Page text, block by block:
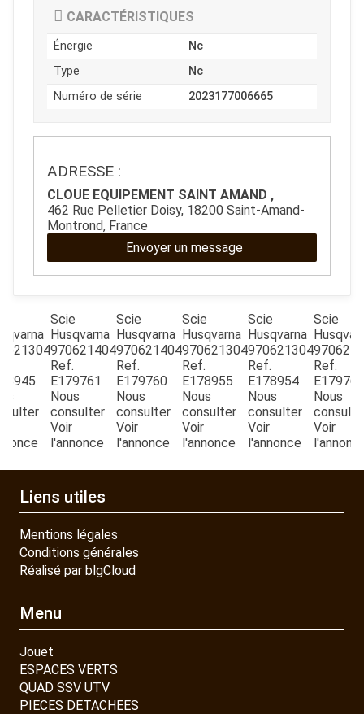
JOUET
ESPACES VERTS
PIECES DETACHEES
CONTACT
CARACTÉRISTIQUES
Énergie
Nc
Type
Nc
Numéro de série
2023177006665
Envoyer un message
ADRESSE :
CLOUE EQUIPEMENT SAINT AMAND ,
462 Rue Pelletier Doisy, 18200 Saint-Amand-
Montrond, France
Scie
Husqvarna
970621404
Ref.
E179761
Nous
consulter
Voir
l'annonce
Scie
Husqvarna
970621404
Ref.
E179760
Nous
consulter
Voir
l'annonce
Scie
Husqvarna
970621304
Ref.
E178955
Nous
consulter
Voir
l'annonce
Scie
Husqvarna
970621304
Ref.
E178954
Nous
consulter
Voir
l'annonce
Scie
Ref.
E179762
Nous
Voir
Liens utiles
Mentions légales
Conditions générales
Réalisé par blgCloud
Menu
Jouet
ESPACES VERTS
QUAD SSV UTV
PIECES DETACHEES